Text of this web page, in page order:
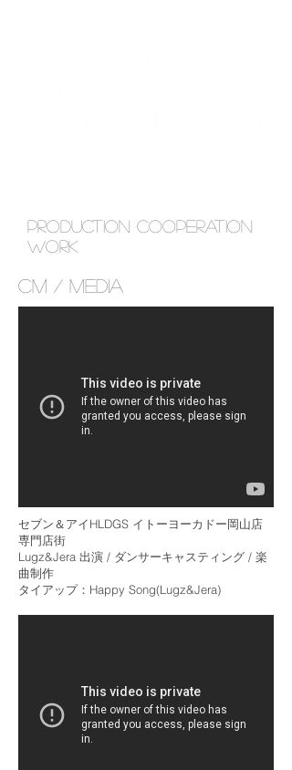
Production cooperation
work
CM / MEDIA
セブン＆アイHLDGS イトーヨーカドー岡山店
専門店街
Lugz&Jera 出演 / ダンサーキャスティング / 楽
曲制作
​タイアップ：Happy Song(Lugz&Jera)